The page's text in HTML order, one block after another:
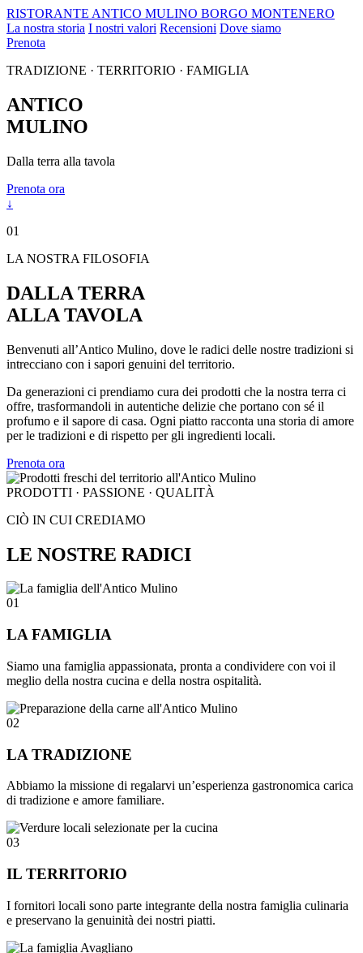
RISTORANTE ANTICO MULINO BORGO MONTENERO
La nostra storia I nostri valori Recensioni Dove siamo
Prenota
TRADIZIONE · TERRITORIO · FAMIGLIA
ANTICO
MULINO
Dalla terra alla tavola
Prenota ora
↓
01
LA NOSTRA FILOSOFIA
DALLA TERRA
ALLA TAVOLA
Benvenuti all’Antico Mulino, dove le radici delle nostre tradizioni si
intrecciano con i sapori genuini del territorio.
Da generazioni ci prendiamo cura dei prodotti che la nostra terra ci
offre, trasformandoli in autentiche delizie che portano con sé il
profumo e il sapore di casa. Ogni piatto racconta una storia di amore
per le tradizioni e di rispetto per gli ingredienti locali.
Prenota ora
PRODOTTI · PASSIONE · QUALITÀ
CIÒ IN CUI CREDIAMO
LE NOSTRE RADICI
01
LA FAMIGLIA
Siamo una famiglia appassionata, pronta a condividere con voi il
meglio della nostra cucina e della nostra ospitalità.
02
LA TRADIZIONE
Abbiamo la missione di regalarvi un’esperienza gastronomica carica
di tradizione e amore familiare.
03
IL TERRITORIO
I fornitori locali sono parte integrante della nostra famiglia culinaria
e preservano la genuinità dei nostri piatti.